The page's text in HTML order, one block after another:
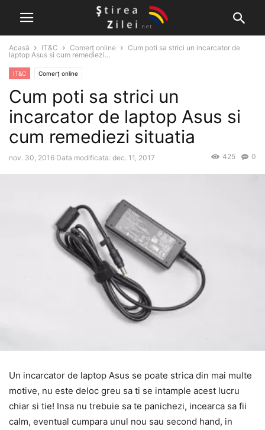
Acasă IT&C Comerț online
Cum poti sa strici un incarcator de
laptop Asus si cum remediezi...
IT&C Comerț online
Cum poti sa strici un
incarcator de laptop Asus si
cum remediezi situatia
nov. 30, 2016 Data modificata: dec. 11, 2017 0
425
Un incarcator de laptop Asus se poate strica din mai multe
motive, nu este deloc greu sa ti se intample acest lucru
chiar si tie! Insa nu trebuie sa te panichezi, incearca sa fii
calm, eventual cumpara unul nou sau second hand, in